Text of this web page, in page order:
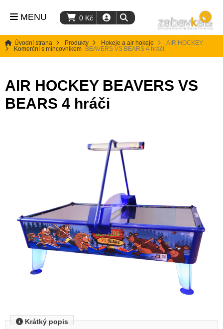
0 Kč
MENU
Úvodní strana Produkty
Hokeje a air hokeje
Komerční s mincovníkem
AIR HOCKEY
BEAVERS VS BEARS 4 hráči
AIR HOCKEY BEAVERS VS
BEARS 4 hráči
Krátký popis